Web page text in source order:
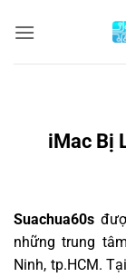
qua
iMac Bị
Suachua60s
những trung
Ninh, tp.HCM.